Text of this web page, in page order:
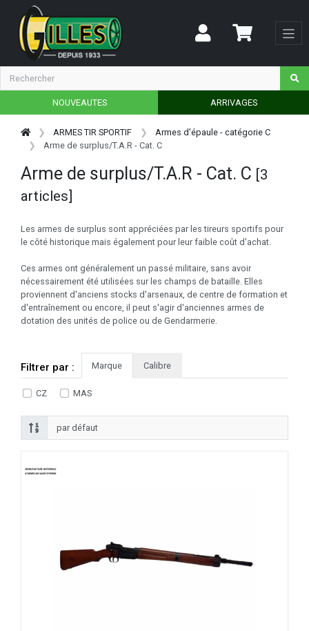
NOUVEAUTES ARRIVAGES
ARMES TIR SPORTIF
Armes d'épaule - catégorie C
Arme de surplus/T.A.R - Cat. C
Arme de surplus/T.A.R - Cat. C [3
articles]
Les armes de surplus sont appréciées par les tireurs sportifs pour
le côté historique mais également pour leur faible coût d'achat.
Ces armes ont généralement un passé militaire, sans avoir
nécessairement été utilisées sur les champs de bataille. Elles
proviennent d'anciens stocks d'arsenaux, de centre de formation et
d'entraînement ou encore, il peut s'agir d'anciennes armes de
dotation des unités de police ou de Gendarmerie.
Filtrer par : Marque Calibre
CZ MAS